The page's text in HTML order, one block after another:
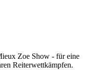
Zoe Show - für eine
Reiterwettkämpfen.